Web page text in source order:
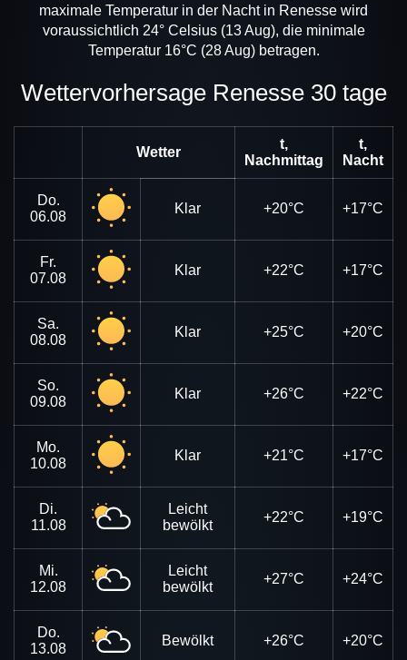
maximale Temperatur in der Nacht in Renesse wird
voraussichtlich 24° Celsius (13 Aug), die minimale
Temperatur 16°C (28 Aug) betragen.
Wettervorhersage Renesse 30 tage
Wetter
t,
Nachmittag
t,
Nacht
Do.
06.08
Klar +20°C +17°C
Fr.
07.08
Klar +22°C +17°C
Sa.
08.08
Klar +25°C +20°C
So.
09.08
Klar +26°C +22°C
Mo.
10.08
Klar +21°C +17°C
Di.
11.08
Leicht
bewölkt
+22°C +19°C
Mi.
12.08
Leicht
bewölkt
+27°C +24°C
Do.
13.08
Bewölkt +26°C +20°C